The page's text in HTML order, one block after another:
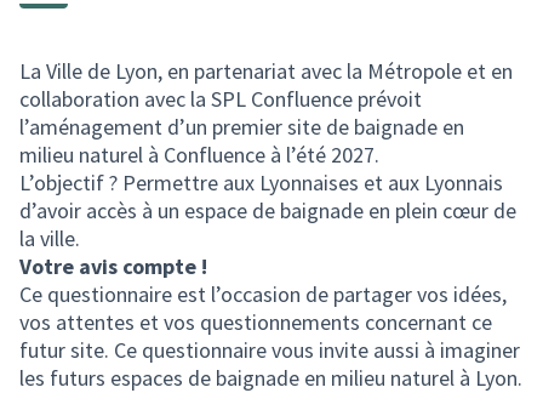
La Ville de Lyon, en partenariat avec la Métropole et en
collaboration avec la SPL Confluence prévoit
l’aménagement d’un premier site de baignade en
milieu naturel à Confluence à l’été 2027.
L’objectif ? Permettre aux Lyonnaises et aux Lyonnais
d’avoir accès à un espace de baignade en plein cœur de
la ville.
Votre avis compte !
Ce questionnaire est l’occasion de partager vos idées,
vos attentes et vos questionnements concernant ce
futur site. Ce questionnaire vous invite aussi à imaginer
les futurs espaces de baignade en milieu naturel à Lyon.